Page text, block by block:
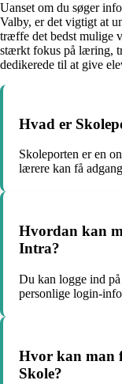
Uanset om du søger
Valby, er det vigtigt at
træffe det bedst mulige
stærkt fokus på læring,
dedikerede til at give
Hvad er
Skoleporten er en
lærere kan få
Hvordan kan
Intra?
Du kan logge ind
personlige login-
Hvor kan man
Skole?